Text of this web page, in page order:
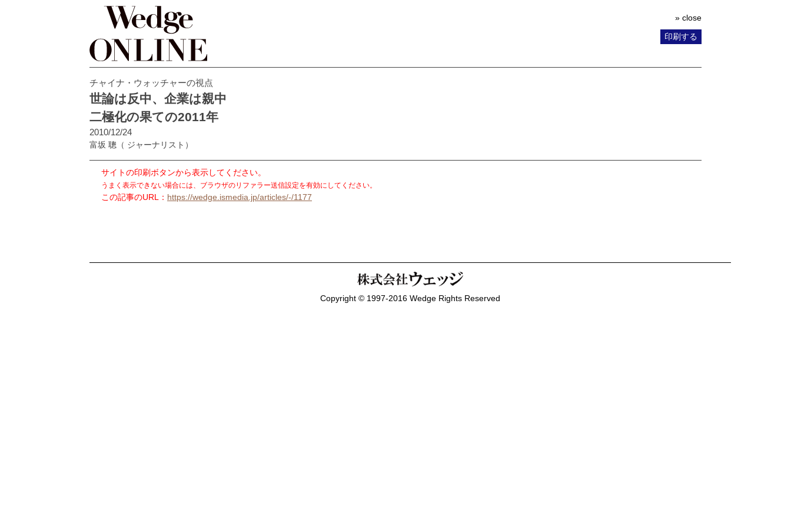
» close
印刷する
チャイナ・ウォッチャーの視点
世論は反中、企業は親中
二極化の果ての2011年
2010/12/24
富坂 聰 （ ジャーナリスト）
サイトの印刷ボタンから表示してください。
うまく表示できない場合には、ブラウザのリファラー送信設定を有効にしてください。
この記事のURL： https://wedge.ismedia.jp/articles/-/1177
Copyright © 1997-2016 Wedge Rights Reserved